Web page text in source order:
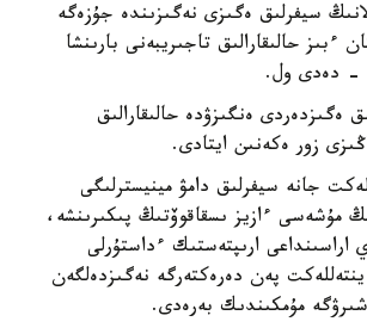
سيفرلىق ەگىزى نەگىزىندە جۇزەگە
ءبىز حالىقارالىق تاجىريبەنى بارىنشا
- دەدى ول.
ەگىزدەردى ەنگىزۋدە حالىقارالىق
زور ەكەنىن ايتادى.
جانە سيفرلىق دامۋ مينيسترلىگى
مۇشەسى ءازيز ىسقاقوۆتىڭ پىكىرىنشە،
اراسىنداعى ارىپتەستىك ءداستۇرلى
پەن دەرەكتەرگە نەگىزدەلگەن
مۇمكىندىك بەرەدى.